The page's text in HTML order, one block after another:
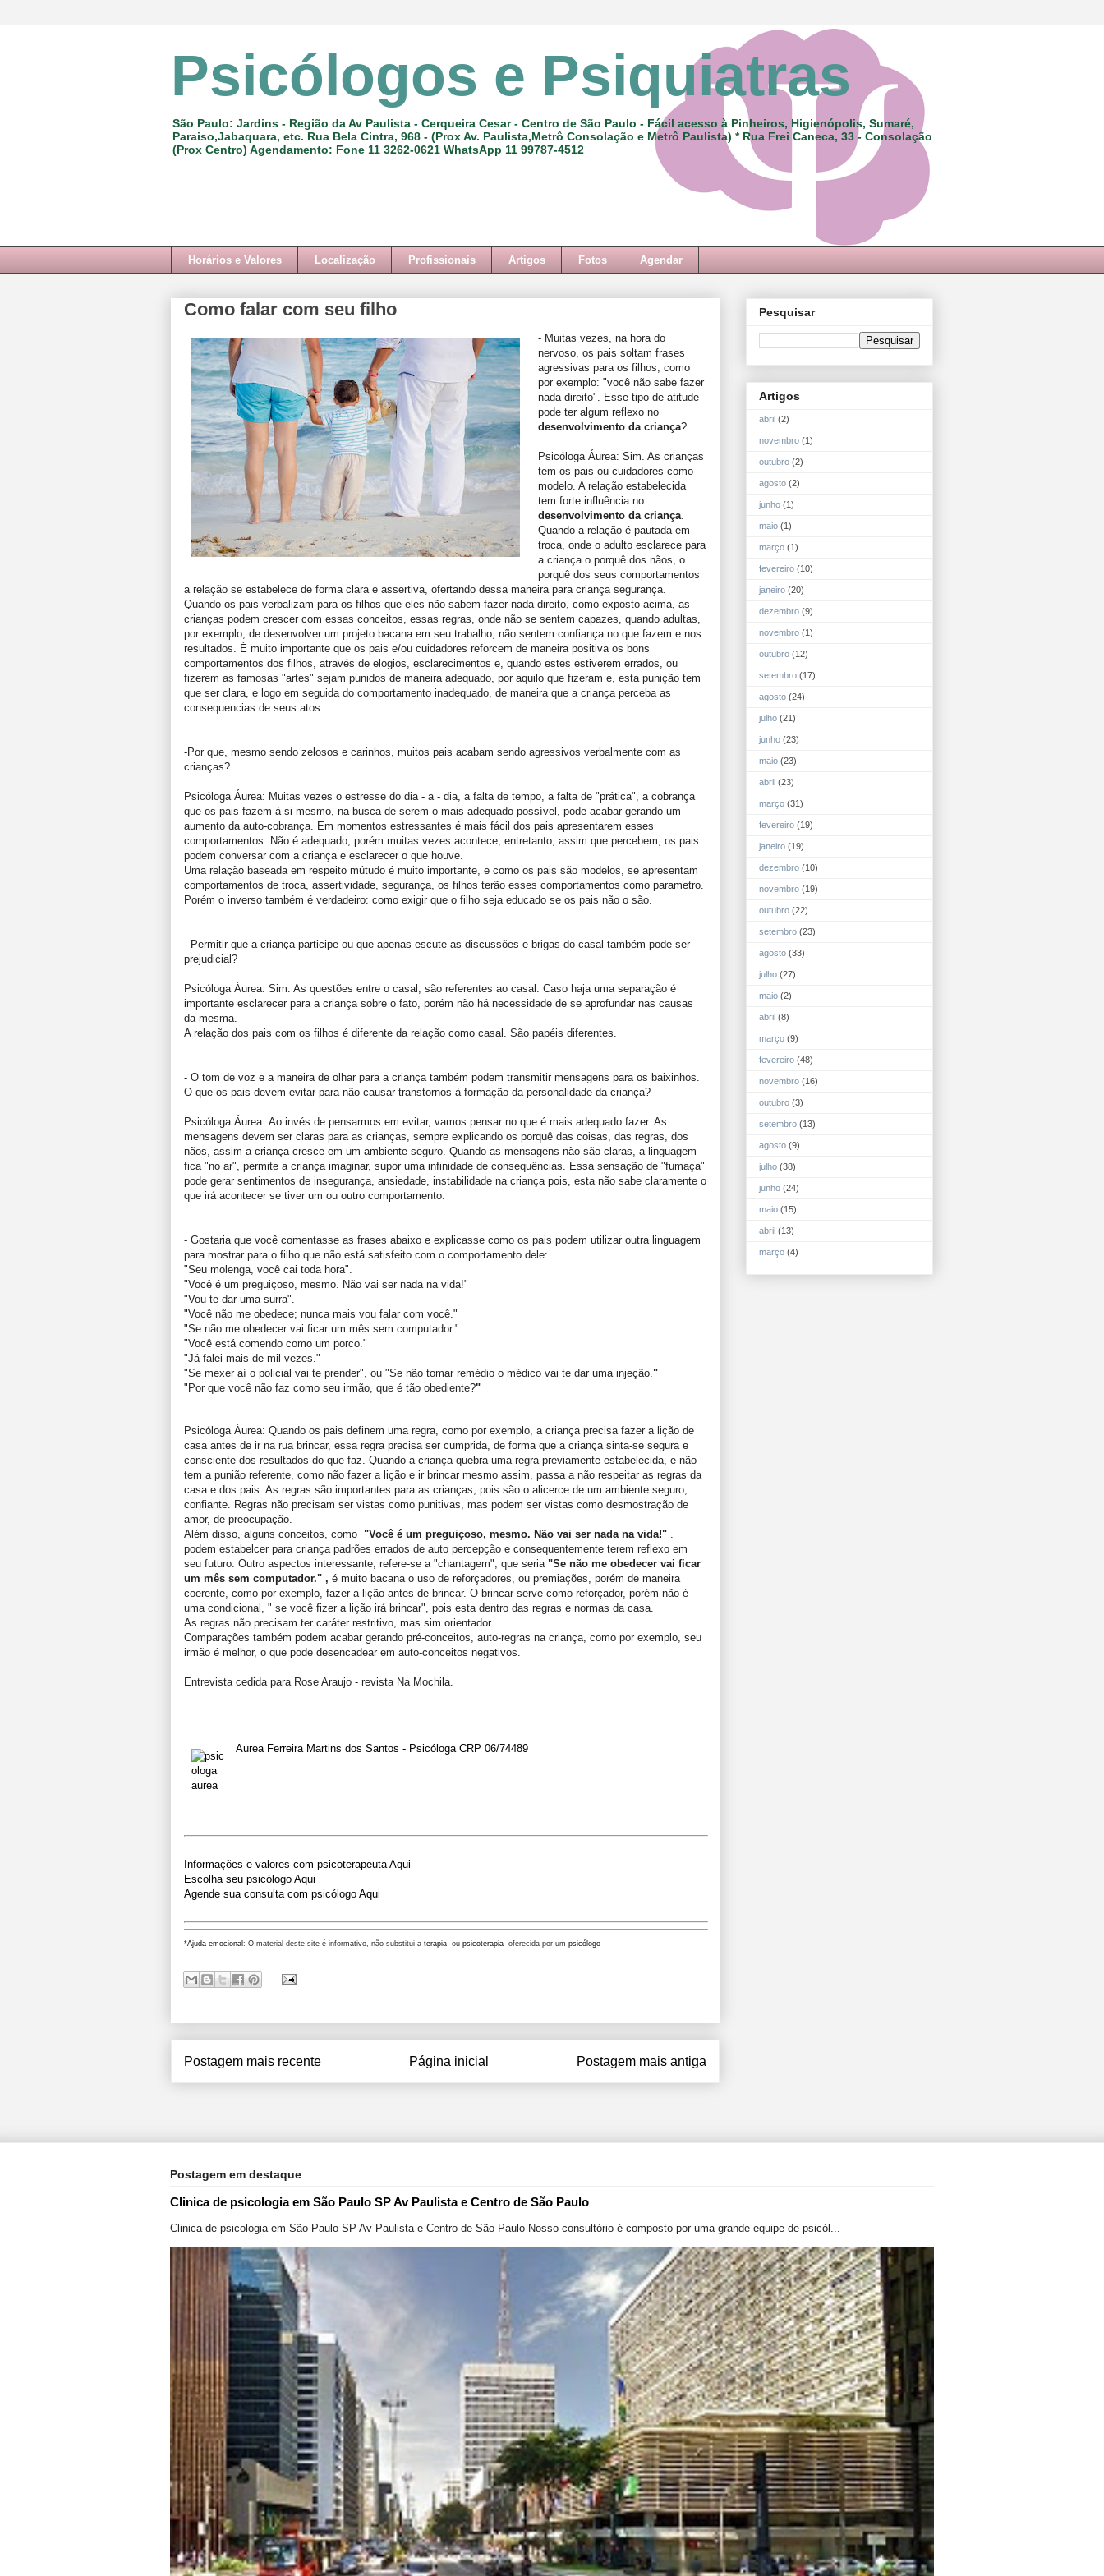
Psicólogos e Psiquiatras
São Paulo: Jardins - Região da Av Paulista - Cerqueira Cesar - Centro de São Paulo - Fácil acesso à Pinheiros, Higienópolis, Sumaré,
Paraiso,Jabaquara, etc. Rua Bela Cintra, 968 - (Prox Av. Paulista,Metrô Consolação e Metrô Paulista) * Rua Frei Caneca, 33 - Consolação
(Prox Centro) Agendamento: Fone 11 3262-0621 WhatsApp 11 99787-4512
Horários e Valores Localização Profissionais Artigos Fotos Agendar
Como falar com seu filho
- Muitas vezes, na hora do
nervoso, os pais soltam frases
agressivas para os filhos, como
por exemplo: "você não sabe fazer
nada direito". Esse tipo de atitude
pode ter algum reflexo no
desenvolvimento da criança?
Psicóloga Áurea: Sim. As crianças
tem os pais ou cuidadores como
modelo. A relação estabelecida
tem forte influência no
desenvolvimento da criança
Quando a relação é pautada em
troca, onde o adulto esclarece para
a criança o porquê dos nãos, o
porquê dos seus comportamentos
a relação se estabelece de forma clara e assertiva, ofertando dessa maneira para criança segurança.
Quando os pais verbalizam para os filhos que eles não sabem fazer nada direito, como exposto acima, as
crianças podem crescer com essas conceitos, essas regras, onde não se sentem capazes, quando adultas,
por exemplo, de desenvolver um projeto bacana em seu trabalho, não sentem confiança no que fazem e nos
resultados. É muito importante que os pais e/ou cuidadores reforcem de maneira positiva os bons
comportamentos dos filhos, através de elogios, esclarecimentos e, quando estes estiverem errados, ou
fizerem as famosas "artes" sejam punidos de maneira adequado, por aquilo que fizeram e, esta punição tem
que ser clara, e logo em seguida do comportamento inadequado, de maneira que a criança perceba as
consequencias de seus atos.
-Por que, mesmo sendo zelosos e carinhos, muitos pais acabam sendo agressivos verbalmente com as
crianças?
Psicóloga Áurea: Muitas vezes o estresse do dia - a - dia, a falta de tempo, a falta de "prática", a cobrança
que os pais fazem à si mesmo, na busca de serem o mais adequado possível, pode acabar gerando um
aumento da auto-cobrança. Em momentos estressantes é mais fácil dos pais apresentarem esses
comportamentos. Não é adequado, porém muitas vezes acontece, entretanto, assim que percebem, os pais
podem conversar com a criança e esclarecer o que houve.
Uma relação baseada em respeito mútudo é muito importante, e como os pais são modelos, se apresentam
comportamentos de troca, assertividade, segurança, os filhos terão esses comportamentos como parametro.
Porém o inverso também é verdadeiro: como exigir que o filho seja educado se os pais não o são.
- Permitir que a criança participe ou que apenas escute as discussões e brigas do casal também pode ser
prejudicial?
Psicóloga Áurea: Sim. As questões entre o casal, são referentes ao casal. Caso haja uma separação é
importante esclarecer para a criança sobre o fato, porém não há necessidade de se aprofundar nas causas
da mesma.
A relação dos pais com os filhos é diferente da relação como casal. São papéis diferentes.
- O tom de voz e a maneira de olhar para a criança também podem transmitir mensagens para os baixinhos.
O que os pais devem evitar para não causar transtornos à formação da personalidade da criança?
Psicóloga Áurea: Ao invés de pensarmos em evitar, vamos pensar no que é mais adequado fazer. As
mensagens devem ser claras para as crianças, sempre explicando os porquê das coisas, das regras, dos
nãos, assim a criança cresce em um ambiente seguro. Quando as mensagens não são claras, a linguagem
fica "no ar", permite a criança imaginar, supor uma infinidade de consequências. Essa sensação de "fumaça"
pode gerar sentimentos de insegurança, ansiedade, instabilidade na criança pois, esta não sabe claramente o
que irá acontecer se tiver um ou outro comportamento.
- Gostaria que você comentasse as frases abaixo e explicasse como os pais podem utilizar outra linguagem
para mostrar para o filho que não está satisfeito com o comportamento dele:
"Seu molenga, você cai toda hora".
"Você é um preguiçoso, mesmo. Não vai ser nada na vida!"
"Vou te dar uma surra".
"Você não me obedece; nunca mais vou falar com você."
"Se não me obedecer vai ficar um mês sem computador."
"Você está comendo como um porco."
"Já falei mais de mil vezes."
"Se mexer aí o policial vai te prender", ou "Se não tomar remédio o médico vai te dar uma injeção. "
"Por que você não faz como seu irmão, que é tão obediente?"
Psicóloga Áurea: Quando os pais definem uma regra, como por exemplo, a criança precisa fazer a lição de
casa antes de ir na rua brincar, essa regra precisa ser cumprida, de forma que a criança sinta-se segura e
consciente dos resultados do que faz. Quando a criança quebra uma regra previamente estabelecida, e não
tem a punião referente, como não fazer a lição e ir brincar mesmo assim, passa a não respeitar as regras da
casa e dos pais. As regras são importantes para as crianças, pois são o alicerce de um ambiente seguro,
confiante. Regras não precisam ser vistas como punitivas, mas podem ser vistas como desmostração de
amor, de preocupação.
Além disso, alguns conceitos, como "Você é um preguiçoso, mesmo. Não vai ser nada na vida!"
podem estabelcer para criança padrões errados de auto percepção e consequentemente terem reflexo em
seu futuro. Outro aspectos interessante, refere-se a "chantagem", que seria "Se não me obedecer vai ficar
um mês sem computador." , é muito bacana o uso de reforçadores, ou premiações, porém de maneira
coerente, como por exemplo, fazer a lição antes de brincar. O brincar serve como reforçador, porém não é
uma condicional, " se você fizer a lição irá brincar", pois esta dentro das regras e normas da casa.
As regras não precisam ter caráter restritivo, mas sim orientador.
Comparações também podem acabar gerando pré-conceitos, auto-regras na criança, como por exemplo, seu
irmão é melhor, o que pode desencadear em auto-conceitos negativos.
Entrevista cedida para Rose Araujo - revista Na Mochila.
Aurea Ferreira Martins dos Santos - Psicóloga CRP 06/74489
Informações e valores com psicoterapeuta Aqui
Escolha seu psicólogo Aqui
Agende sua consulta com psicólogo Aqui
*Ajuda emocional : O material deste site é informativo, não substitui a terapia ou psicoterapia oferecida por um psicólogo
Postagem mais recente Postagem mais antiga
Página inicial
Pesquisar
Artigos
abril (2)
novembro (1)
outubro (2)
agosto (2)
junho (1)
maio (1)
março (1)
fevereiro (10)
janeiro (20)
dezembro (9)
novembro (1)
outubro (12)
setembro (17)
agosto (24)
julho (21)
junho (23)
maio (23)
abril (23)
março (31)
fevereiro (19)
janeiro (19)
dezembro (10)
novembro (19)
outubro (22)
setembro (23)
agosto (33)
julho (27)
maio (2)
abril (8)
março (9)
fevereiro (48)
novembro (16)
outubro (3)
setembro (13)
agosto (9)
julho (38)
junho (24)
maio (15)
abril (13)
março (4)
Postagem em destaque
Clinica de psicologia em São Paulo SP Av Paulista e Centro de São Paulo
Clinica de psicologia em São Paulo SP Av Paulista e Centro de São Paulo Nosso consultório é composto por uma grande equipe de psicól...